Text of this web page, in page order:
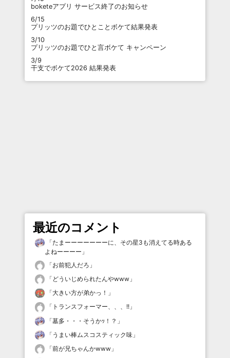
boketeアプリ サービス終了のお知らせ
6/15
プリッツのお題でひとことボケて結果発表
3/10
プリッツのお題でひと言ボケて キャンペーン
3/9
干支でボケて2026 結果発表
最近のコメント
「たまーーーーーーーに、その星3も消えてる時ある
よねーーーー 」
「お前犯人だろ 」
「 どういじめられたんやwww 」
「大きい方が弟かっ！ 」
「 トランスフォーマー、、、!! 」
「墓多・・・そうかｯ！？ 」
「 うまい棒ムスコスティック味 」
「前が兄ちゃんかwww 」